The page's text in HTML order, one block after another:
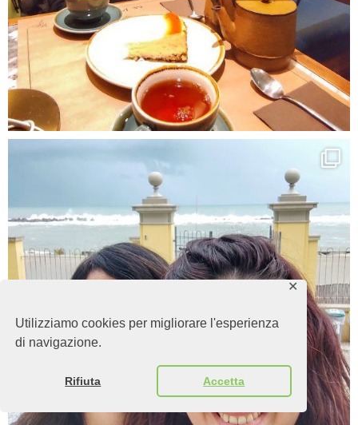
Utilizziamo cookies per migliorare l'esperienza
di navigazione.
Rifiuta Accetta
✕